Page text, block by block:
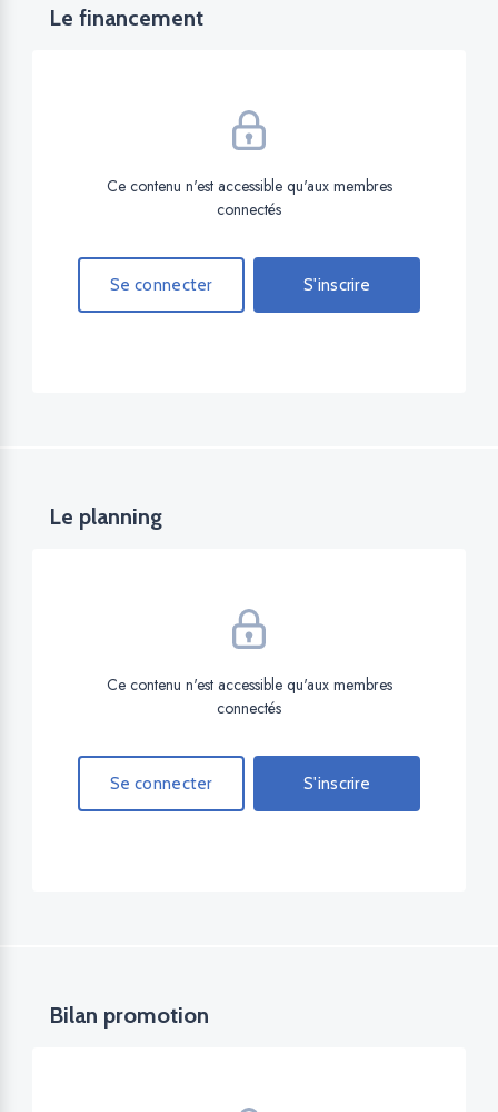
Le financement
Ce contenu n'est accessible qu'aux membres
connectés
Se connecter S'inscrire
Le planning
Ce contenu n'est accessible qu'aux membres
connectés
Se connecter S'inscrire
Bilan promotion